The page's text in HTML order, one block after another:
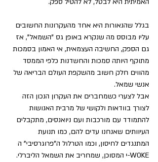
בגלל שהנאורות היא אחד מהעקרונות החשובים
עליו מבוסס מה שנקרא באופן גס "השמאל", אז
גם הספק, החשיבה העצמאית, אי האמון בסמכות
מתוקף היותה סמכות והחשדנות כלפי הממסד
מהווים חלק חשוב מהשקפת העולם הבריאה של
אנשי שמאל.
אבל לצערי כשמחברים את העקרון הנכון הזה
לצורך בוודאות ולקושי של מרבית האנושות
להתמודד עם מורכבות ועם ניואנסים, מתקבלים
העיוותים שאנחנו עדים להם, כמו תנועת
המתנגדים לחיסון, וכמו הטרלול ה"פרוגרסיבי" ה
WOKE-י המסוכן, שמחריב את השמאל הליברלי.